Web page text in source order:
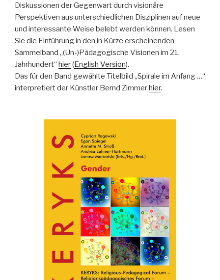
Diskussionen der Gegenwart durch visionäre
Perspektiven aus unterschiedlichen Disziplinen auf neue
und interessante Weise belebt werden können. Lesen
Sie die Einführung in den in Kürze erscheinenden
Sammelband „(Un-)Pädagogische Visionen im 21.
Jahrhundert“ hier(English Version).
Das für den Band gewählte Titelbild „Spirale im Anfang …“
interpretiert der Künstler Bernd Zimmerhier.